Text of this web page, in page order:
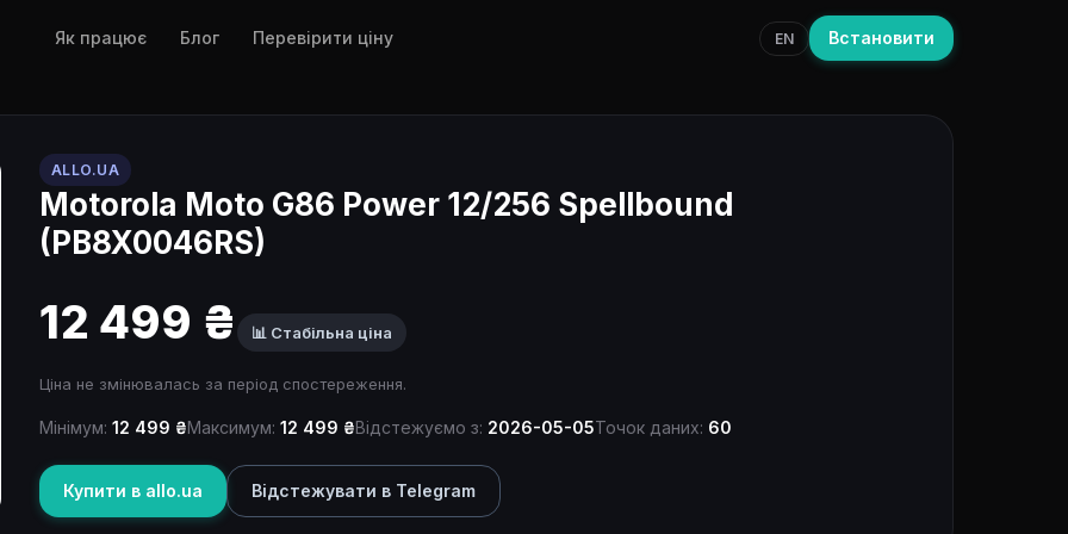
Як працює Блог Перевірити ціну EN Встановити
ALLO.UA
Motorola Moto G86 Power 12/256 Spellbound
(PB8X0046RS)
12 499 ₴ 📊 Стабільна ціна
Ціна не змінювалась за період спостереження.
Мінімум: 12 499 ₴Максимум: 12 499 ₴Відстежуємо з: 2026-05-05Точок даних: 60
Купити в allo.ua Відстежувати в Telegram